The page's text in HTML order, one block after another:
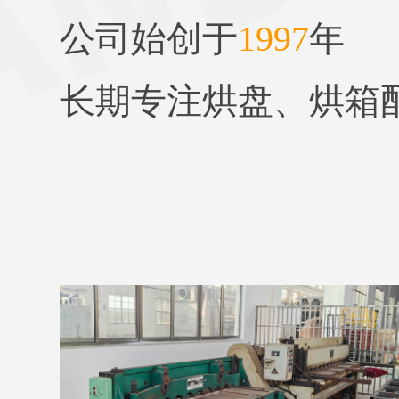
公司始创于1997年
长期专注烘盘、烘箱